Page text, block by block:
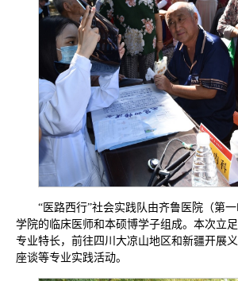
“医路西行”社会实践队由齐鲁医院（第
学院的临床医师和本硕博学子组成。本次立
专业特长，前往四川大凉山地区和新疆开展
座谈等专业实践活动。